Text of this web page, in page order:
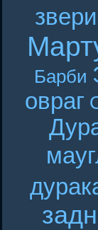
Барби
овраг